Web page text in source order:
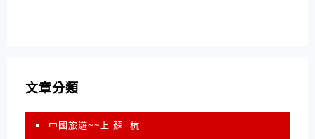
文章分類
中國旅遊~~上 蘇 .杭